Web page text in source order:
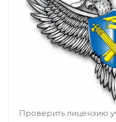
Проверить лицензию